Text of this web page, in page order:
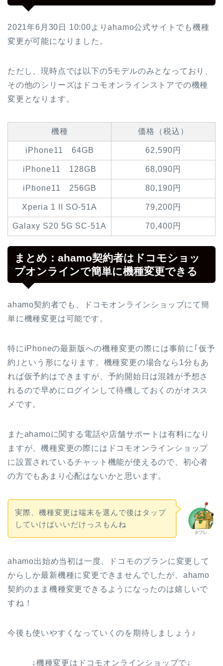
2021年6月30日 10:00よりahamo公式サイトでも機種
変更が可能になりました。
ただし、現時点では以下の5モデルのみとなっており、
その他のシリーズはドコモオンラインストアでの機種
変更となります。
機種 価格（税込）
iPhone11 64GB 62,590円
iPhone11 128GB 68,090円
iPhone11 256GB 80,190円
Xperia 1 II SO-51A 79,200円
Galaxy S20 5G SC-51A 70,400円
まとめ：ahamo契約者はドコモショッ
プオンラインで簡単に機種変更できる
ahamo契約者でも、ドコモオンラインショップにて簡
単に機種変更は可能です。
特にiPhoneの最新版への機種変更の際には事前に｢仮予
約｣という形になります。機種変更の場合なら1分もあ
れば仮予約はできますが、予約開始日は混雑が予想さ
れるので早めにログインして待機しておくのがオスス
メです。
またahamoに関する電話や店舗サポートは有料になり
ますが、機種変更の際にはドコモオンラインショップ
に設置されているチャット機能が使えるので、初心者
の方でもあまり心配はないかと思います。
タブレ
実際、機種変更は端末を選んで後はタップ
していけばいいだけっスもんね
ahamo出始め当初は一度、ドコモのプランに変更して
からしか最新機種に変更できませんでしたが、ahamo
契約のまま機種変更できるようになったのは嬉しいで
すね！
今後も使いやすくなっていくのを期待しましょう♪
↓機種変更はドコモオンラインショップで↓